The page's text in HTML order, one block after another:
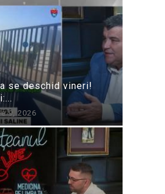
se deschid vineri!
9, 2026